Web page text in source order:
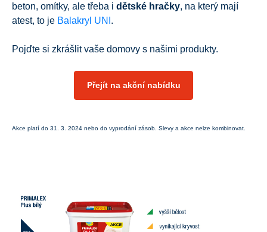
beton, omítky, ale třeba i dětské hračky, na který mají
atest, to je Balakryl UNI .
Pojďte si zkrášlit vaše domovy s našimi produkty.
Přejít na akční nabídku
Akce platí do 31. 3. 2024 nebo do vyprodání zásob. Slevy a akce nelze kombinovat.